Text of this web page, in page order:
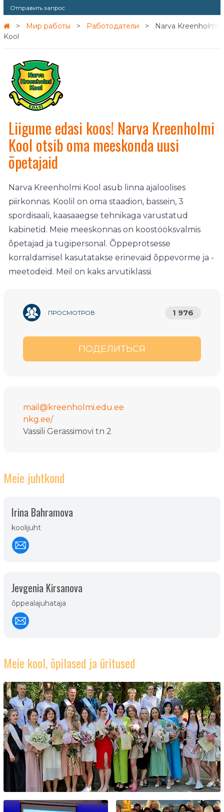
Отправить запрос
Мир работы Работодатели
Narva Kreenholmi
Kool
Liigume edasi koos! Narva Kreenholmi
Kool otsib oma meeskonda uusi
õpetajaid
Narva Kreenholmi Kool asub linna ajaloolises
piirkonnas. Koolil on oma staadion, bassein, 3
spordisaali, kaasaaegse tehnikaga varustatud
kabinetid. Meie meeskonnas on koostööksvalmis
õpetajad ja tugipersonal. Õppeprotsesse
korraldamisel kasutatakse erinevaid õppevorme ja -
meetodeid. Meil on kaks arvutiklassi.
ПРОСМОТРОВ 1 976
ПОДЕЛИТЬСЯ
mail@kreenholmi.edu.ee
nkg.ee/
Vassili Gerassimovi tn 2
Meie juhtkond
Irina Bahramova
koolijuht
Jevgenia Kirsanova
õppealajuhataja
Meie kool, õpilased ja üritused